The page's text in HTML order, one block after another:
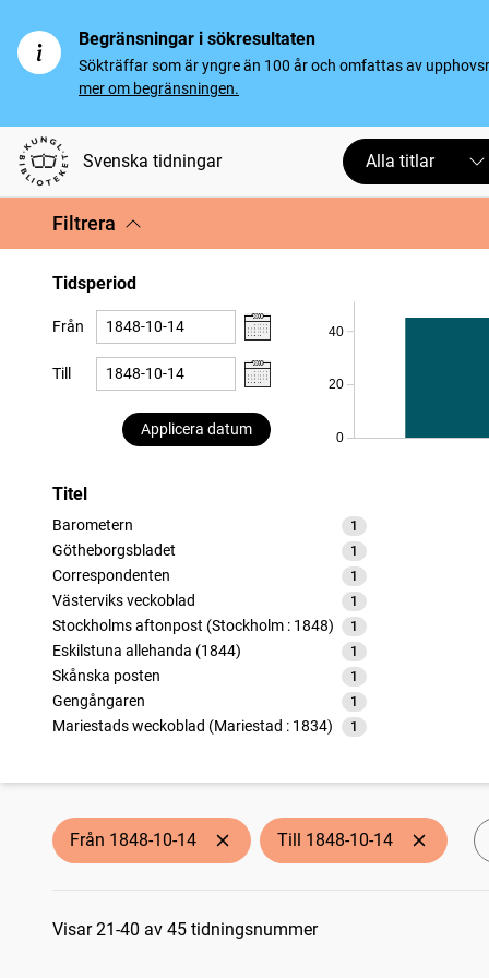
Begränsningar i sökresultaten
Sökträffar som är yngre än 100 år och omfattas av
mer om begränsningen.
Svenska tidningar Alla titlar
Filtrera
Tidsperiod
Från
Till
Applicera datum
0
20
40
Titel
Barometern 1
träffar
Götheborgsbladet
1
träffar
Correspondenten
1
träffar
Västerviks veckoblad
1
träffar
Stockholms aftonpost (Stockholm : 1848)
1
träffar
Eskilstuna allehanda (1844)
1
träffar
Skånska posten
1
träffar
Gengångaren
1
träffar
Mariestads weckoblad (Mariestad : 1834)
1
träffar
träffar
Östgöta correspondenten
träffar
Strengnäsbladet
träffar
Norrbottensposten (1847)
träffar
Från 1848-10-14 Till 1848-10-14
Sökresultat
Visar 21-40 av 45 tidningsnummer